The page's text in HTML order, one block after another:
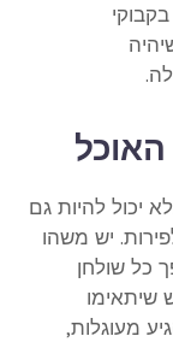
יכול להיות גם
יש משהו
כל שולחן
שיתאימו
מעוגלות,